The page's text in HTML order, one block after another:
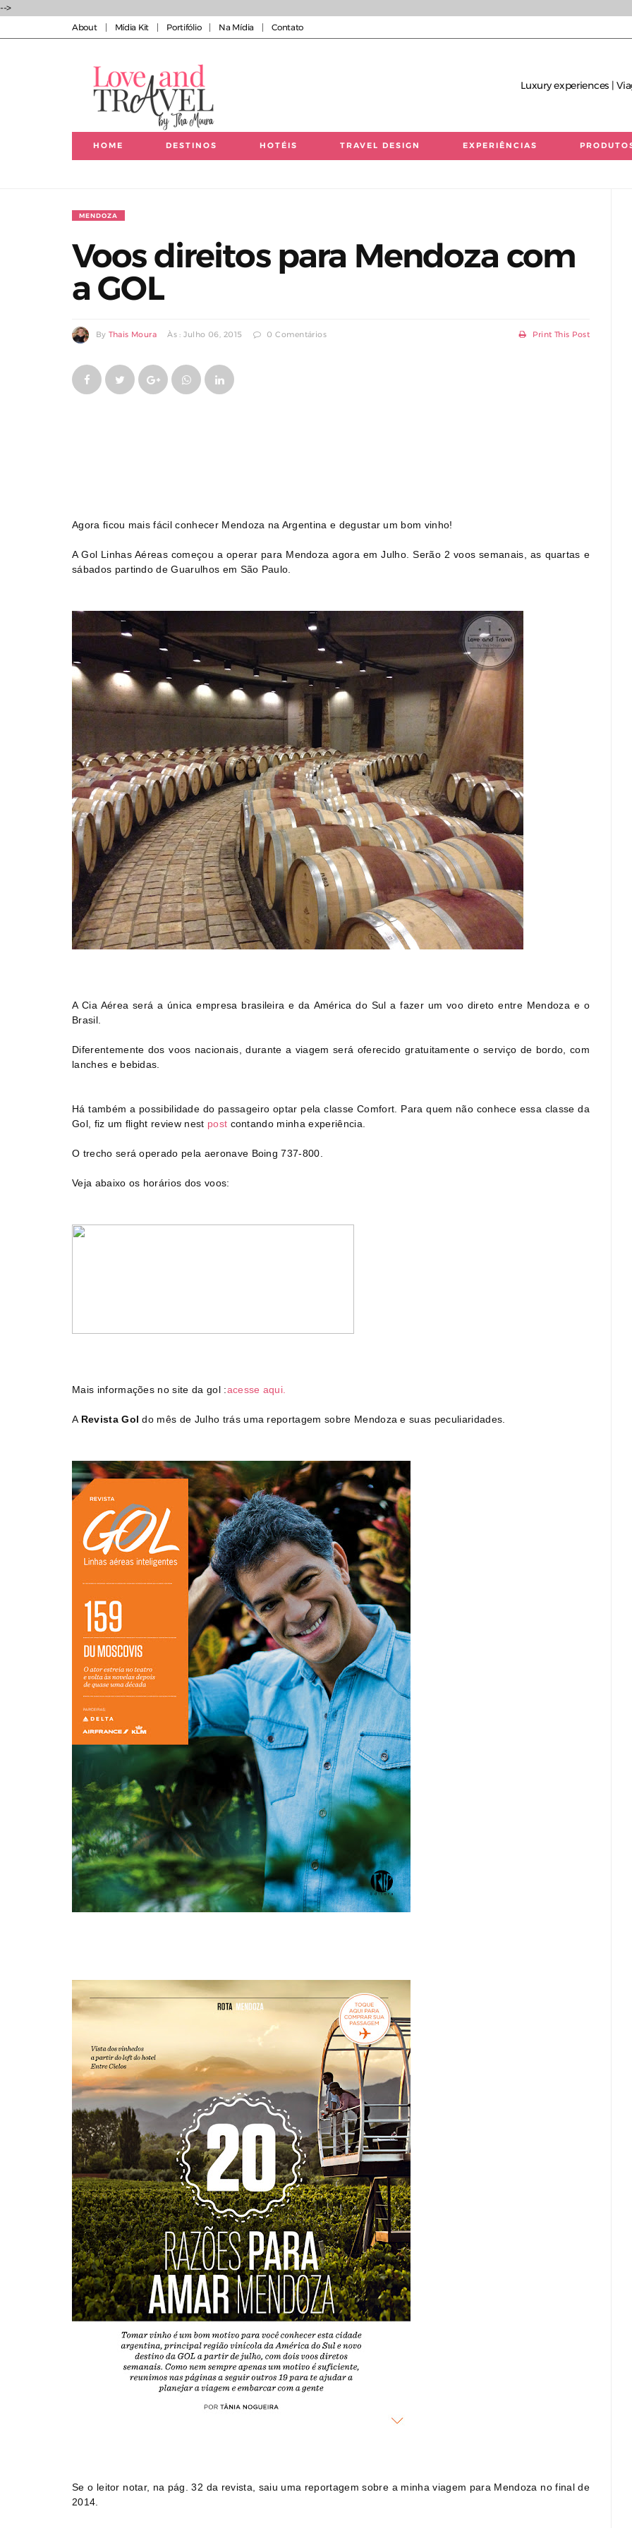
-->
About Mídia Kit Portifólio Na Mídia Contato
Luxury experiences |
HOME DESTINOS HOTÉIS TRAVEL DESIGN EXPERIÊNCIAS
MENDOZA
Voos direitos para Mendoza com
a GOL
ByThais Moura Às : Julho 06, 2015 0 Comentários Print This Post
Agora ficou mais fácil conhecer Mendoza na Argentina e degustar um bom vinho!
A Gol Linhas Aéreas começou a operar para Mendoza agora em Julho. Serão 2 voos semanais, as quartas e
sábados partindo de Guarulhos em São Paulo.
A Cia Aérea será a única empresa brasileira e da América do Sul a fazer um voo direto entre Mendoza e o
Brasil.
Diferentemente dos voos nacionais, durante a viagem será oferecido gratuitamente o serviço de bordo, com
lanches e bebidas.
Há também a possibilidade do passageiro optar pela classe Comfort. Para quem não conhece essa classe da
Gol, fiz um flight review nest post contando minha experiência.
O trecho será operado pela aeronave Boing 737-800.
Veja abaixo os horários dos voos:
Mais informações no site da gol :acesse aqui.
A Revista Goldo mês de Julho trás uma reportagem sobre Mendoza e suas peculiaridades.
Se o leitor notar, na pág. 32 da revista, saiu uma reportagem sobre a minha viagem para Mendoza no final de
2014.